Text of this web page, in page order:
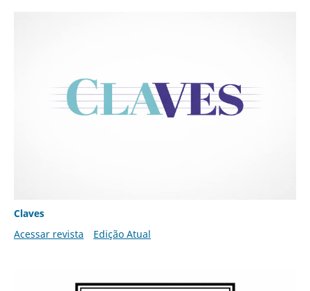
Claves
Acessar revista
Edição Atual